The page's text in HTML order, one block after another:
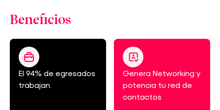
Beneficios
El 94% de egresados
trabajan.
Genera Networking y
potencia tu red de
contactos